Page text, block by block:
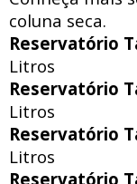
coluna seca.
Reservatório
Litros
Reservatório
Litros
Reservatório
Litros
Reservatório